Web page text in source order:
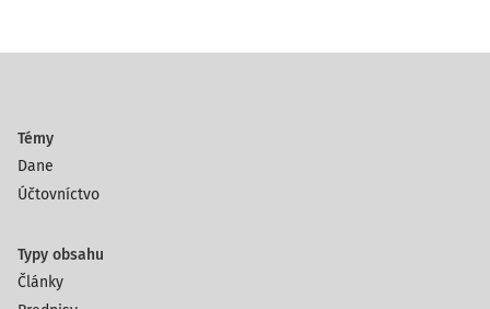
Témy
Dane
Účtovníctvo
Typy obsahu
Články